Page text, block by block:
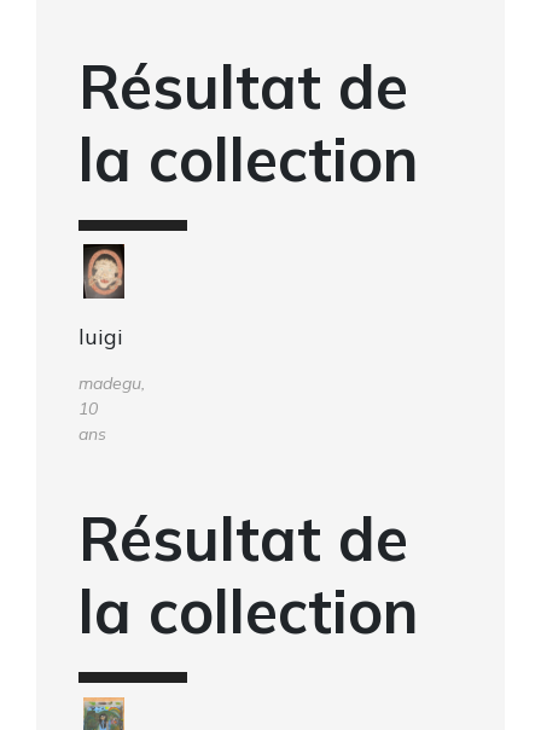
Résultat de
la collection
luigi
madegu,
10
ans
Résultat de
la collection